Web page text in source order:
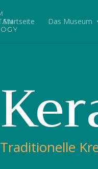
Startseite Das Museum
Traditionelle